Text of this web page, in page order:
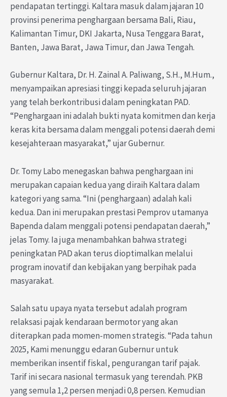
pendapatan tertinggi. Kaltara masuk dalam jajaran 10
provinsi penerima penghargaan bersama Bali, Riau,
Kalimantan Timur, DKI Jakarta, Nusa Tenggara Barat,
Banten, Jawa Barat, Jawa Timur, dan Jawa Tengah.
Gubernur Kaltara, Dr. H. Zainal A. Paliwang, S.H., M.Hum.,
menyampaikan apresiasi tinggi kepada seluruh jajaran
yang telah berkontribusi dalam peningkatan PAD.
“Penghargaan ini adalah bukti nyata komitmen dan kerja
keras kita bersama dalam menggali potensi daerah demi
kesejahteraan masyarakat,” ujar Gubernur.
Dr. Tomy Labo menegaskan bahwa penghargaan ini
merupakan capaian kedua yang diraih Kaltara dalam
kategori yang sama. “Ini (penghargaan) adalah kali
kedua. Dan ini merupakan prestasi Pemprov utamanya
Bapenda dalam menggali potensi pendapatan daerah,”
jelas Tomy. Ia juga menambahkan bahwa strategi
peningkatan PAD akan terus dioptimalkan melalui
program inovatif dan kebijakan yang berpihak pada
masyarakat.
Salah satu upaya nyata tersebut adalah program
relaksasi pajak kendaraan bermotor yang akan
diterapkan pada momen-momen strategis. “Pada tahun
2025, Kami menunggu edaran Gubernur untuk
memberikan insentif fiskal, pengurangan tarif pajak.
Tarif ini secara nasional termasuk yang terendah. PKB
yang semula 1,2 persen menjadi 0,8 persen. Kemudian